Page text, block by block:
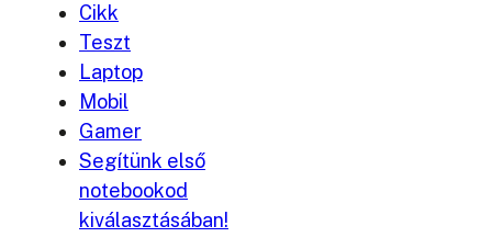
Cikk
Teszt
Laptop
Mobil
Gamer
Segítünk első
notebookod
kiválasztásában!